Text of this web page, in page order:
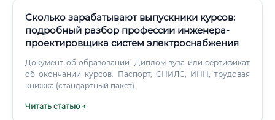
Сколько зарабатывают выпускники курсов:
подробный разбор профессии инженера-
проектировщика систем электроснабжения
Документ об образовании: Диплом вуза или сертификат
об окончании курсов. Паспорт, СНИЛС, ИНН, трудовая
книжка (стандартный пакет).
Читать статью →